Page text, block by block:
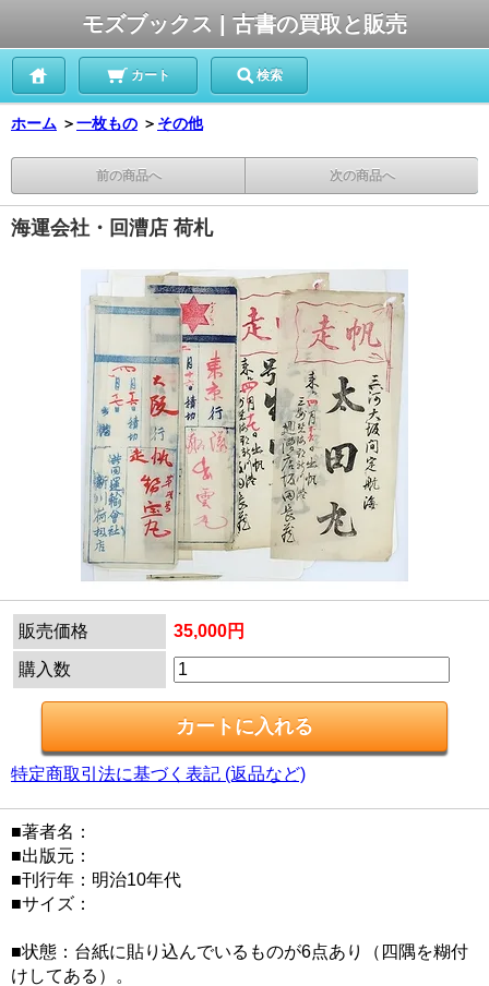
モズブックス | 古書の買取と販売
カート 検索
ホーム ＞一枚もの ＞ その他
前の商品へ 次の商品へ
海運会社・回漕店 荷札
販売価格 35,000円
購入数
特定商取引法に基づく表記 (返品など)
■著者名：
■出版元：
■刊行年：明治10年代
■サイズ：
■状態：台紙に貼り込んでいるものが6点あり（四隅を糊付
けしてある）。